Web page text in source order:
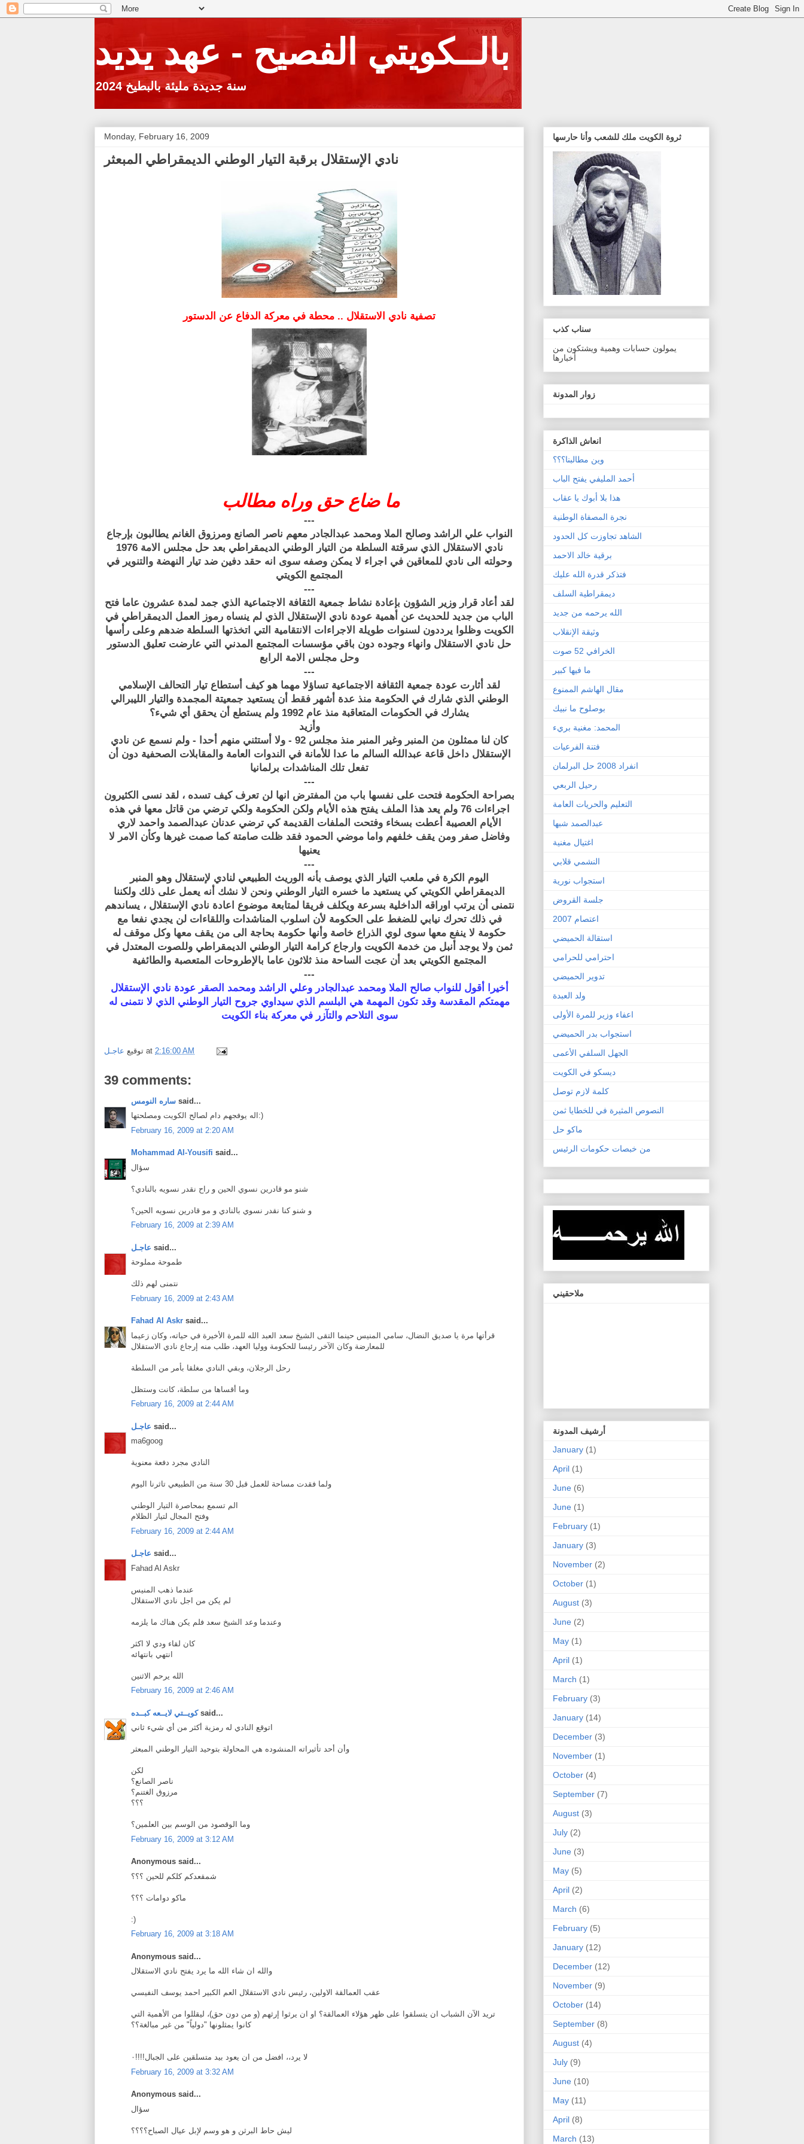
بالــكويتي الفصيح - عهد يديد
2024 سنة جديدة مليئة بالبطيخ
Monday, February 16, 2009
نادي الإستقلال برقبة التيار الوطني الديمقراطي المبعثر
تصفية نادي الاستقلال .. محطة في معركة الدفاع عن الدستور
ما ضاع حق وراه مطالب
---
النواب علي الراشد وصالح الملا ومحمد عبدالجادر معهم ناصر الصانع ومرزوق الغانم يطالبون بإرجاع
نادي الاستقلال الذي سرقتة السلطة من التيار الوطني الديمقراطي بعد حل مجلس الامة 1976
وحولته الى نادي للمعاقين في اجراء لا يمكن وصفه سوى انه حقد دفين ضد تيار النهضة والتنوير في
المجتمع الكويتي
---
لقد أعاد قرار وزير الشؤون بإعادة نشاط جمعية الثقافة الاجتماعية الذي جمد لمدة عشرون عاما فتح
الباب من جديد للحديث عن أهمية عودة نادي الإستقلال الذي لم ينساه رموز العمل الديمقراطي في
الكويت وظلوا يرددون لسنوات طويلة الاجراءات الانتقامية التي اتخذتها السلطة ضدهم وعلى رأسها
حل نادي الاستقلال وانهاء وجوده دون باقي مؤسسات المجتمع المدني التي عارضت تعليق الدستور
وحل مجلس الامة الرابع
---
لقد أثارت عودة جمعية الثقافة الاجتماعية تساؤلا مهما هو كيف أستطاع تيار التحالف الإسلامي
الوطني الذي شارك في الحكومة منذ عدة أشهر فقط أن يستعيد جمعيتة المجمدة والتيار الليبرالي
يشارك في الحكومات المتعاقبة منذ عام 1992 ولم يستطع أن يحقق أي شيء؟
وأزيد
كان لنا ممثلون من المنبر وغير المنبر منذ مجلس 92 - ولا أستثني منهم أحدا - ولم نسمع عن نادي
الإستقلال داخل قاعة عبدالله السالم ما عدا للأمانة في الندوات العامة والمقابلات الصحفية دون أن
تفعل تلك المناشدات برلمانيا
---
بصراحة الحكومة فتحت على نفسها باب من المفترض انها لن تعرف كيف تسده ، لقد نسى الكثيرون
اجراءات 76 ولم يعد هذا الملف يفتح هذه الأيام ولكن الحكومة ولكي ترضي من قاتل معها في هذه
الأيام العصيبة أعطت بسخاء وفتحت الملفات القديمة كي ترضي عدنان عبدالصمد واحمد لاري
وفاضل صفر ومن يقف خلفهم واما موضي الحمود فقد ظلت صامتة كما صمت غيرها وكأن الامر لا
يعنيها
---
اليوم الكرة في ملعب التيار الذي يوصف بأنه الوريث الطبيعي لنادي لإستقلال وهو المنبر
الديمقراطي الكويتي كي يستعيد ما خسره التيار الوطني ونحن لا نشك أنه يعمل على ذلك ولكننا
نتمنى أن يرتب اوراقه الداخلية بسرعة ويكلف فريقا لمتابعة موضوع اعادة نادي الإستقلال ، يساندهم
في ذلك تحرك نيابي للضغط على الحكومة لأن اسلوب المناشدات واللقاءات لن يجدي نفعا مع
حكومة لا ينفع معها سوى لوي الذراع خاصة وأنها حكومة بحاجة الى من يقف معها وكل موقف له
ثمن ولا يوجد أنبل من خدمة الكويت وارجاع كرامة التيار الوطني الديمقراطي وللصوت المعتدل في
المجتمع الكويتي بعد أن عجت الساحة منذ ثلاثون عاما بالإطروحات المتعصبة والطائفية
---
أخيرا أقول للنواب صالح الملا ومحمد عبدالجادر وعلي الراشد ومحمد الصقر عودة نادي الإستقلال
مهمتكم المقدسة وقد تكون المهمة هي البلسم الذي سيداوي جروح التيار الوطني الذي لا نتمنى له
سوى التلاحم والتآزر في معركة بناء الكويت
توقيع عاجـل at 2:16:00 AM
39 comments:
ساره النومس said...
اله يوفجهم دام لصالح الكويت ومصلحتها:)
February 16, 2009 at 2:20 AM
Mohammad Al-Yousifi said...
سؤال
شنو مو قادرين نسوي الحين و راح نقدر نسويه بالنادي؟
و شنو كنا نقدر نسوي بالنادي و مو قادرين نسويه الحين؟
February 16, 2009 at 2:39 AM
عاجـل said...
طموحة مملوحة
نتمنى لهم ذلك
February 16, 2009 at 2:43 AM
Fahad Al Askr said...
قرأتها مرة يا صديق النضال، سامي المنيس حينما التقى الشيخ سعد العبد الله للمرة الأخيرة في حياته، وكان زعيما
للمعارضة وكان الآخر رئيسا للحكومة ووليا العهد، طلب منه إرجاع نادي الاستقلال
رحل الرجلان، وبقي النادي مغلقا بأمر من السلطة
وما أقساها من سلطة، كانت وستظل
February 16, 2009 at 2:44 AM
عاجـل said...
ma6goog
النادي مجرد دفعة معنوية
ولما فقدت مساحة للعمل قبل 30 سنة من الطبيعي تاثرنا اليوم
الم تسمع بمحاصرة التيار الوطني
وفتح المجال لتيار الظلام
February 16, 2009 at 2:44 AM
عاجـل said...
Fahad Al Askr
عندما ذهب المنيس
لم يكن من اجل نادي الاستقلال
وعندما وعد الشيخ سعد فلم يكن هناك ما يلزمه
كان لقاء ودي لا اكثر
انتهي بانتهائه
الله يرحم الاثنين
February 16, 2009 at 2:46 AM
كويــتي لايــعه كبــدهsaid...
اتوقع النادي له رمزية أكثر من أي شيء ثاني
وأن أحد تأثيراته المنشوده هي المحاولة بتوحيد التيار الوطني المبعثر
لكن
ناصر الصانع؟
مرزوق الغتنم؟
؟؟؟
وما الوقصود من الوسم بين العلمين؟
February 16, 2009 at 3:12 AM
Anonymous said...
شمقعدكم كلكم للحين ؟؟؟
ماكو دوامات ؟؟؟
:)
February 16, 2009 at 3:18 AM
Anonymous said...
والله ان شاء الله ما يرد يفتح نادي الاستقلال
عقب العمالقة الاولين، رئيس نادي الاستقلال العم الكبير احمد يوسف النفيسي
تريد الآن الشباب ان يتسلقوا على ظهر هؤلاء العمالقة؟ او ان يرثوا إرثهم (و من دون حق)، ليقللوا من الأهمية التي
كانوا يمثلونها "دولياً" من غير مبالغة؟؟
لا يرد،، افضل من ان يعود بيد متسلقين على الجبال!!!!٠
February 16, 2009 at 3:32 AM
Anonymous said...
سؤال
ليش حاط البرثن و هو وسم لإبل عيال الصباح؟؟؟؟
ثروة الكويت ملك للشعب وأنا حارسها
سناب كذب
يمولون حسابات وهمية ويشتكون من
أخبارها
زوار المدونة
انعاش الذاكرة
وين مطالبنا؟؟؟
أحمد المليفي يفتح الباب
هذا بلا أبوك يا عقاب
نجرة المصفاة الوطنية
الشاهد تجاوزت كل الحدود
برقية خالد الاحمد
فتذكر قدرة الله عليك
ديمقراطية السلف
الله يرحمه من جديد
وثيقة الإنقلاب
الخرافي 52 صوت
ما فيها كبير
مقال الهاشم الممنوع
بوصلوح ما نبيك
المحمد: مغنية بريء
فتنة الفرعيات
انفراد 2008 حل البرلمان
رحيل الربعي
التعليم والحريات العامة
عبدالصمد شبها
اغتيال مغنية
النشمي قلابي
استجواب نورية
جلسة القروض
اعتصام 2007
استقالة الحميضي
احترامي للحرامي
تدوير الحميضي
ولد العبدة
اعفاء وزير للمرة الأولى
استجواب بدر الحميضي
الجهل السلفي الأعمى
ديسكو في الكويت
كلمة لازم توصل
النصوص المثيرة في للخطايا ثمن
ماكو حل
من خبصات حكومات الرئيس
ملاحقيني
أرشيف المدونة
January (1)
April (1)
June (6)
June (1)
February (1)
January (3)
November (2)
October (1)
August (3)
June (2)
May (1)
April (1)
March (1)
February (3)
January (14)
December (3)
November (1)
October (4)
September (7)
August (3)
July (2)
June (3)
May (5)
April (2)
March (6)
February (5)
January (12)
December (12)
November (9)
October (14)
September (8)
August (4)
July (9)
June (10)
May (11)
April (8)
March (13)